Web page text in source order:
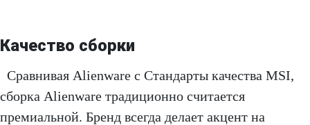
Качество сборки
Сравнивая Alienware с Стандарты качества MSI,
сборка Alienware традиционно считается
премиальной. Бренд всегда делает акцент на